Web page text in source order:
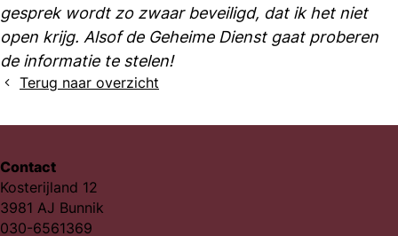
gesprek wordt zo zwaar beveiligd, dat ik het niet
open krijg. Alsof de Geheime Dienst gaat proberen
de informatie te stelen!
Terug naar overzicht
Contact
Kosterijland 12
3981 AJ Bunnik
030-6561369